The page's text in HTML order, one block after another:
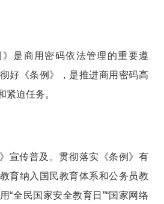
是商用密码依法管理的重要遵
好《条例》，是推进商用密码高
紧迫任务。
宣传普及。贯彻落实《条例》有
育纳入国民教育体系和公务员教
“全民国家安全教育日”“国家网络